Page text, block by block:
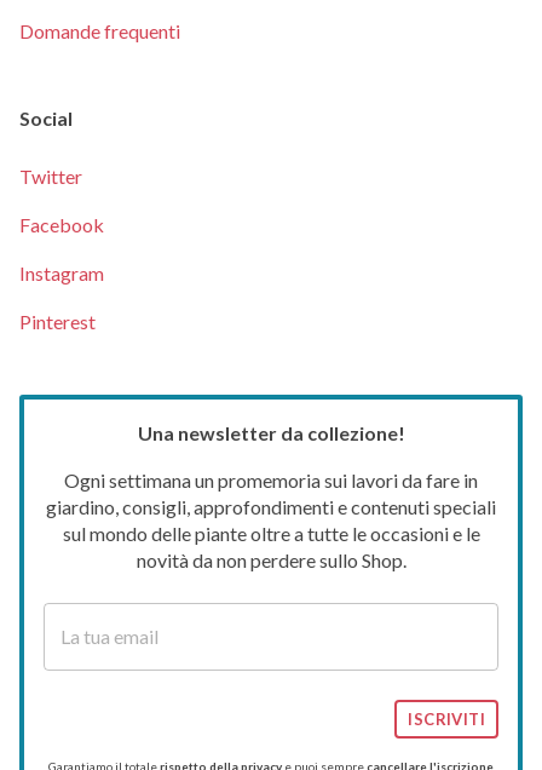
Domande frequenti
Social
Twitter
Facebook
Instagram
Pinterest
Una newsletter da collezione!
Ogni settimana un promemoria sui lavori da fare in
giardino, consigli, approfondimenti e contenuti speciali
sul mondo delle piante oltre a tutte le occasioni e le
novità da non perdere sullo Shop.
ISCRIVITI
Garantiamo il totalerispetto della privacy e puoi semprecancellare l'iscrizione